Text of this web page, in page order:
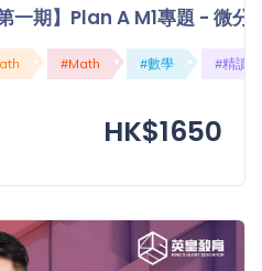
一期】Plan A M1專題 - 微分
#Math #數學 #精讀
HK$1650